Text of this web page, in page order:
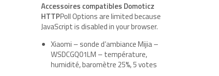
Accessoires compatibles Domoticz
HTTPPoll Options are limited because
JavaScript is disabled in your browser.
Xiaomi – sonde d’ambiance Mijia –
WSDCGQ01LM – température,
humidité, baromètre 25%, 5 votes